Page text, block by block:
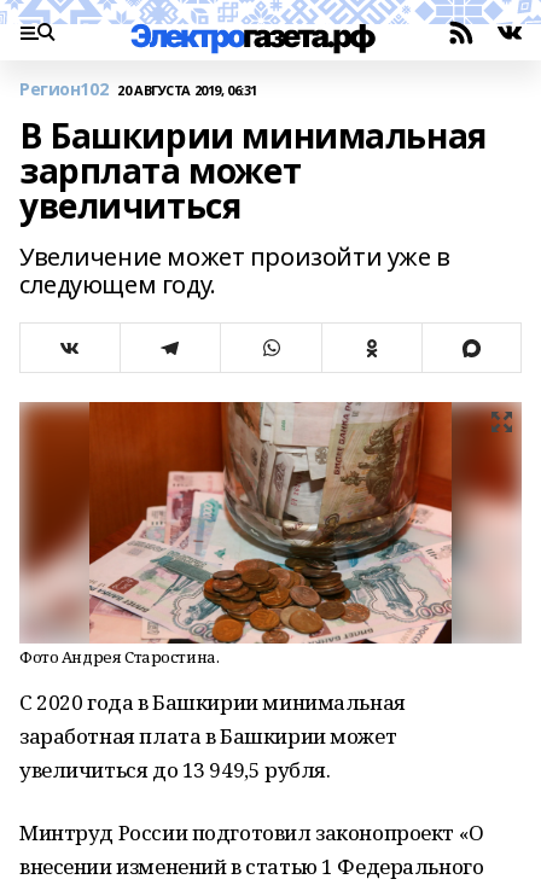
Регион102 20 АВГУСТА 2019, 06:31
В Башкирии минимальная
зарплата может
увеличиться
Увеличение может произойти уже в
следующем году.
Фото Андрея Старостина.
С 2020 года в Башкирии минимальная
заработная плата в Башкирии может
увеличиться до 13 949,5 рубля.
Минтруд России подготовил законопроект «О
внесении изменений в статью 1 Федерального